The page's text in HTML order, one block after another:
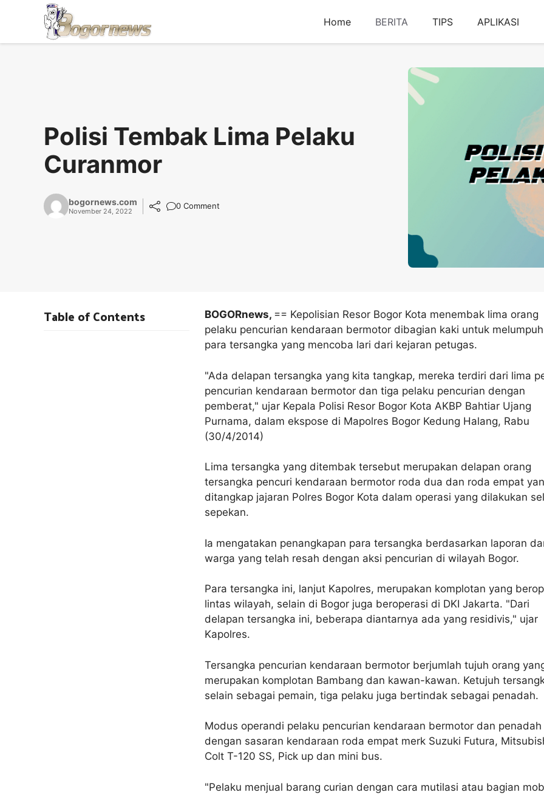
Home BERITA TIPS APLIKASI
Polisi Tembak Lima Pelaku
Curanmor
bogornews.com
November 24, 2022
0 Comment
BOGORnews, == Kepolisian Resor Bogor Kota menembak lima orang
pelaku pencurian kendaraan bermotor dibagian kaki untuk
para tersangka yang mencoba lari dari kejaran petugas.
"Ada delapan tersangka yang kita tangkap, mereka terdiri dari lima
pencurian kendaraan bermotor dan tiga pelaku pencurian dengan
pemberat," ujar Kepala Polisi Resor Bogor Kota AKBP Bahtiar Ujang
Purnama, dalam ekspose di Mapolres Bogor Kedung Halang, Rabu
(30/4/2014)
Lima tersangka yang ditembak tersebut merupakan delapan orang
tersangka pencuri kendaraan bermotor roda dua dan roda empat
ditangkap jajaran Polres Bogor Kota dalam operasi yang dilakukan
sepekan.
Ia mengatakan penangkapan para tersangka berdasarkan laporan
warga yang telah resah dengan aksi pencurian di wilayah Bogor.
Para tersangka ini, lanjut Kapolres, merupakan komplotan yang
lintas wilayah, selain di Bogor juga beroperasi di DKI Jakarta. "Dari
delapan tersangka ini, beberapa diantarnya ada yang residivis," ujar
Kapolres.
Tersangka pencurian kendaraan bermotor berjumlah tujuh orang
merupakan komplotan Bambang dan kawan-kawan. Ketujuh
selain sebagai pemain, tiga pelaku juga bertindak sebagai penadah.
Modus operandi pelaku pencurian kendaraan bermotor dan penadah
dengan sasaran kendaraan roda empat merk Suzuki Futura,
Colt T-120 SS, Pick up dan mini bus.
"Pelaku menjual barang curian dengan cara mutilasi atau bagian
Table of Contents